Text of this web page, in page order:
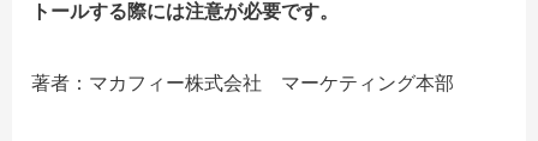
トールする際には注意が必要です。
著者：マカフィー株式会社 マーケティング本部